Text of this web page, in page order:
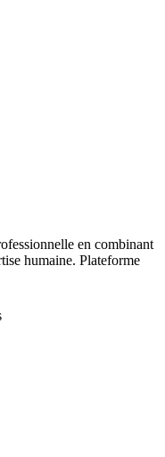
en combinant
humaine. Plateforme